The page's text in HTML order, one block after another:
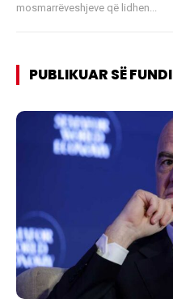
mosmarrëveshjeve që lidhen...
PUBLIKUAR SË FUNDI